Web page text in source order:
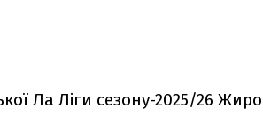
Ла Ліги сезону-2025/26